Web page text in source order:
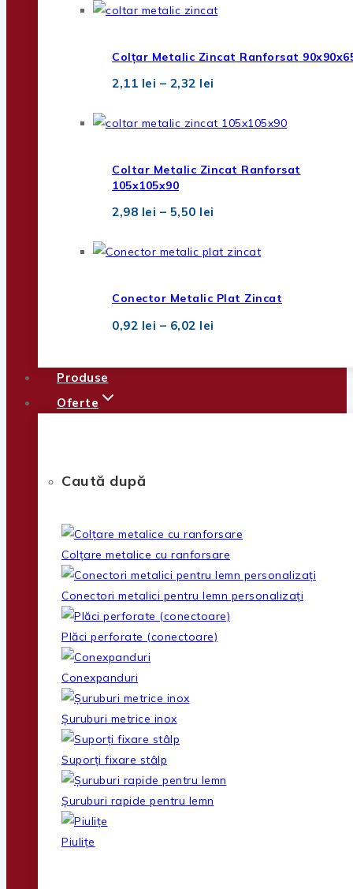
1,41 lei
3,45 lei
Colțar Metalic Zincat Ranforsat
2,11 lei – 2,32 lei
2,11 lei
2,32 lei
Coltar Metalic Zincat Ranforsat
105x105x90
2,98 lei – 5,50 lei
2,98 lei
5,50 lei
Conector Metalic Plat Zincat
0,92 lei – 6,02 lei
Produse
Oferte
Caută după
Colțare metalice cu ranforsare
Conectori metalici pentru lemn personalizați
Plăci perforate (conectoare)
Conexpanduri
Șuruburi metrice inox
Suporți fixare stâlp
Șuruburi rapide pentru lemn
Piulițe